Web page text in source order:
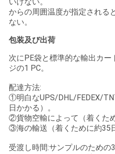
いけない。
からの周囲温度が指定される
ない。
包装及び出荷
次にPE袋と標準的な輸出カ
ジの1 PC。
配達方法:
①明白なUPS/DHL/FEDEX/
日かかる）。
②貨物空輸によって（着くた
③海の輸送（着くために約35
受渡し時間:サンプルのため